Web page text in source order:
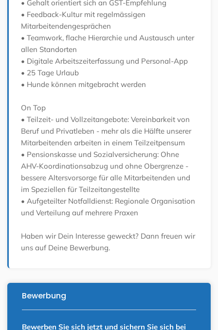
• Gehalt orientiert sich an GST-Empfehlung
• Feedback-Kultur mit regelmässigen
Mitarbeitendengesprächen
• Teamwork, flache Hierarchie und Austausch unter
allen Standorten
• Digitale Arbeitszeiterfassung und Personal-App
• 25 Tage Urlaub
• Hunde können mitgebracht werden
On Top
• Teilzeit- und Vollzeitangebote: Vereinbarkeit von
Beruf und Privatleben - mehr als die Hälfte unserer
Mitarbeitenden arbeiten in einem Teilzeitpensum
• Pensionskasse und Sozialversicherung: Ohne
AHV-Koordinationsabzug und ohne Obergrenze -
bessere Altersvorsorge für alle Mitarbeitenden und
im Speziellen für Teilzeitangestellte
• Aufgeteilter Notfalldienst: Regionale Organisation
und Verteilung auf mehrere Praxen
Haben wir Dein Interesse geweckt? Dann freuen wir
uns auf Deine Bewerbung.
Bewerbung
Bewerben Sie sich jetzt und sichern Sie sich bei